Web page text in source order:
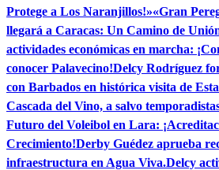
Protege a Los Naranjillos!»«Gran
llegará a Caracas: Un Camino de
actividades económicas en marcha:
conocer Palavecino!Delcy Rodríguez
con Barbados en histórica visita de
Cascada del Vino, a salvo
Futuro del Voleibol en Lara:
Crecimiento!Derby Guédez aprueba
infraestructura en Agua Viva.Delcy